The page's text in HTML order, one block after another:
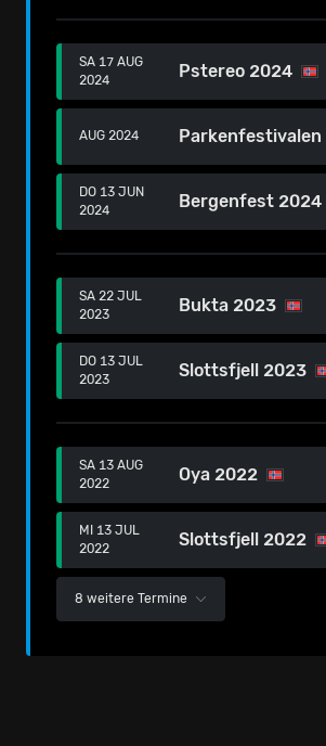
SA 17 AUG
2024
Pstereo 2024
AUG 2024 Parkenfestivalen
DO 13 JUN
2024
Bergenfest 2024
SA 22 JUL
2023
Bukta 2023
DO 13 JUL
2023
Slottsfjell 2023
SA 13 AUG
2022
Oya 2022
MI 13 JUL
2022
Slottsfjell 2022
8 weitere Termine